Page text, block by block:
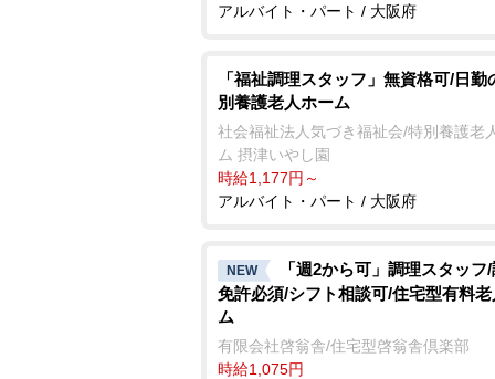
アルバイト・パート / 大阪府
「福祉調理スタッフ」無資格可/日勤
別養護老人ホーム
社会福祉法人気づき福祉会/特別養護老
ム 摂津いやし園
時給1,177円～
アルバイト・パート / 大阪府
NEW
「週2から可」調理スタッフ
免許必須/シフト相談可/住宅型有料
ム
有限会社啓翁舎/住宅型啓翁舎倶楽部
時給1,075円